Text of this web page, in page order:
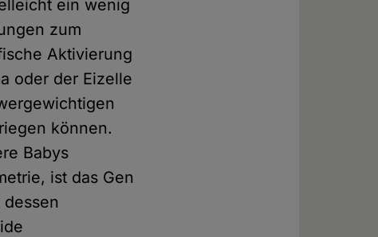
ein wenig
zum
Aktivierung
oder der Eizelle
können.
Babys
ist das Gen